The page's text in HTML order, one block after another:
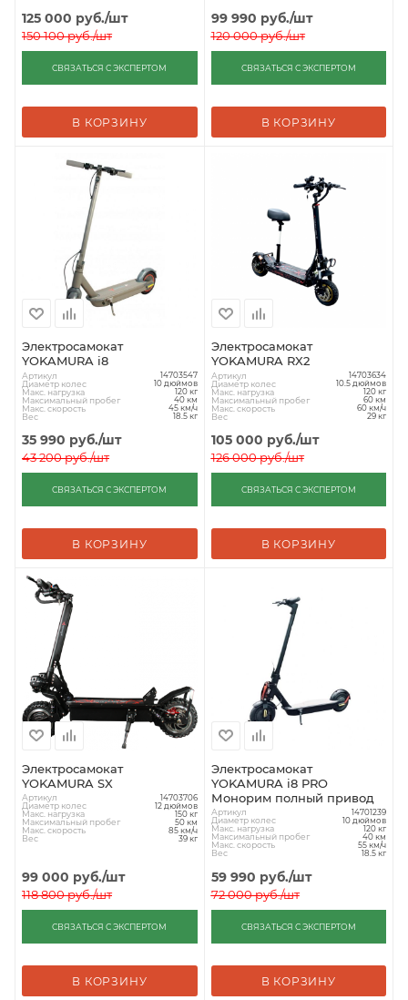
125 000 руб./шт
150 100руб./шт
СВЯЗАТЬСЯ С ЭКСПЕРТОМ
В КОРЗИНУ
99 990 руб./шт
120 000руб./шт
СВЯЗАТЬСЯ С ЭКСПЕРТОМ
В КОРЗИНУ
Электросамокат
YOKAMURA i8
Артикул 14703547
Диаметр колес 10 дюймов
Макс. нагрузка 120 кг
Максимальный пробег 40 км
Макс. скорость 45 км/ч
Вес 18.5 кг
35 990 руб./шт
43 200руб./шт
СВЯЗАТЬСЯ С ЭКСПЕРТОМ
В КОРЗИНУ
Электросамокат
YOKAMURA RX2
Артикул 14703634
Диаметр колес 10.5 дюймов
Макс. нагрузка 120 кг
Максимальный пробег 60 км
Макс. скорость 60 км/ч
Вес 29 кг
105 000 руб./шт
126 000руб./шт
СВЯЗАТЬСЯ С ЭКСПЕРТОМ
В КОРЗИНУ
Электросамокат
YOKAMURA SX
Артикул 14703706
Диаметр колес 12 дюймов
Макс. нагрузка 150 кг
Максимальный пробег 50 км
Макс. скорость 85 км/ч
Вес 39 кг
99 000 руб./шт
118 800руб./шт
СВЯЗАТЬСЯ С ЭКСПЕРТОМ
В КОРЗИНУ
Электросамокат
YOKAMURA i8 PRO
Монорим полный привод
Артикул 14701239
Диаметр колес 10 дюймов
Макс. нагрузка 120 кг
Максимальный пробег 40 км
Макс. скорость 55 км/ч
Вес 18.5 кг
59 990 руб./шт
72 000руб./шт
СВЯЗАТЬСЯ С ЭКСПЕРТОМ
В КОРЗИНУ